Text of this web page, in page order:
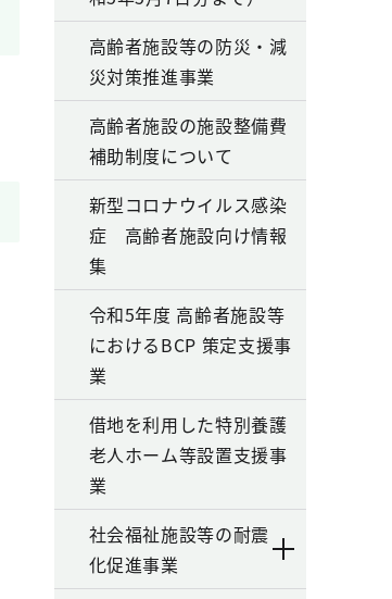
高齢者施設等の防災・減
災対策推進事業
高齢者施設の施設整備費
補助制度について
新型コロナウイルス感染
症 高齢者施設向け情報
集
令和5年度 高齢者施設等
におけるBCP 策定支援事
業
借地を利用した特別養護
老人ホーム等設置支援事
業
社会福祉施設等の耐震
化促進事業